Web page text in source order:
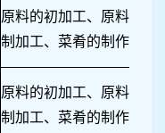
原料的初加工、原料的分
制加工、菜肴的制作
原料的初加工、原料的分
制加工、菜肴的制作